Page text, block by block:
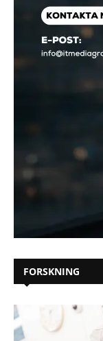
FORSKNING